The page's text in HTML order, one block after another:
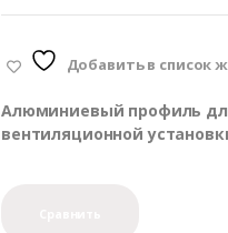
Добавить в список
Алюминиевый профиль
вентиляционной